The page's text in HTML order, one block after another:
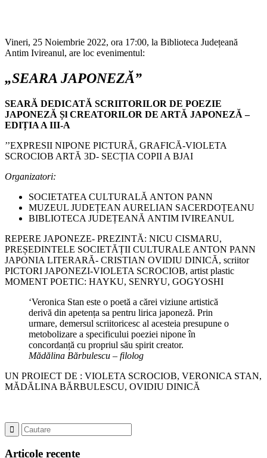
Vineri, 25 Noiembrie 2022, ora 17:00, la Biblioteca Județeană
Antim Ivireanul, are loc evenimentul:
„SEARA JAPONEZĂ”
SEARĂ DEDICATĂ SCRIITORILOR DE POEZIE
JAPONEZĂ Șl CREATORILOR DE ARTĂ JAPONEZĂ –
EDIȚIA A III-A
’’EXPRESII NIPONE PICTURĂ, GRAFICĂ-VIOLETA
SCROCIOB ARTĂ 3D- SECȚIA COPII A BJAI
Organizatori:
SOCIETATEA CULTURALĂ ANTON PANN
MUZEUL JUDEȚEAN AURELIAN SACERDOȚEANU
BIBLIOTECA JUDEȚEANĂ ANTIM IVIREANUL
REPERE JAPONEZE- PREZINTĂ: NICU CISMARU,
PREȘEDINTELE SOCIETĂȚII CULTURALE ANTON PANN
JAPONIA LITERARĂ- CRISTIAN OVIDIU DINICĂ, scriitor
PICTORI JAPONEZI-VIOLETA SCROCIOB, artist plastic
MOMENT POETIC: HAYKU, SENRYU, GOGYOSHI
‘Veronica Stan este o poetă a cărei viziune artistică
derivă din apetența sa pentru lirica japoneză. Prin
urmare, demersul scriitoricesc al acesteia presupune o
metobolizare a specificului poeziei nipone în
concordanță cu propriul său spirit creator.
Mădălina Bărbulescu – filolog
UN PROIECT DE : VIOLETA SCROCIOB, VERONICA STAN,
MĂDĂLINA BĂRBULESCU, OVIDIU DINICĂ
Articole recente